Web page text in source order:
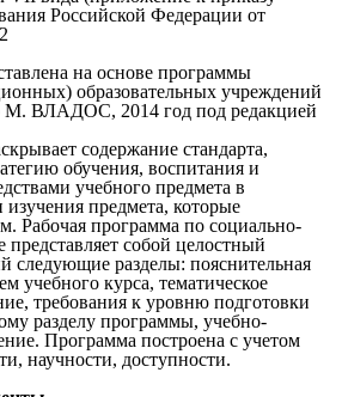
Российской Федерации от
на основе программы
образовательных учреждений
М. ВЛАДОС, 2014 год под редакцией
содержание стандарта,
обучения, воспитания и
учебного предмета в
изучения предмета, которые
Рабочая программа по социально-
собой целостный
следующие разделы: пояснительная
учебного курса, тематическое
требования к уровню подготовки
разделу программы, учебно-
Программа построена с учетом
научности, доступности.